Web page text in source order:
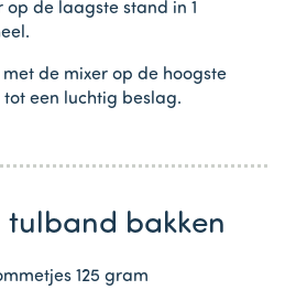
de laagste stand in 1
de mixer op de hoogste
een luchtig beslag.
tulband bakken
125 gram